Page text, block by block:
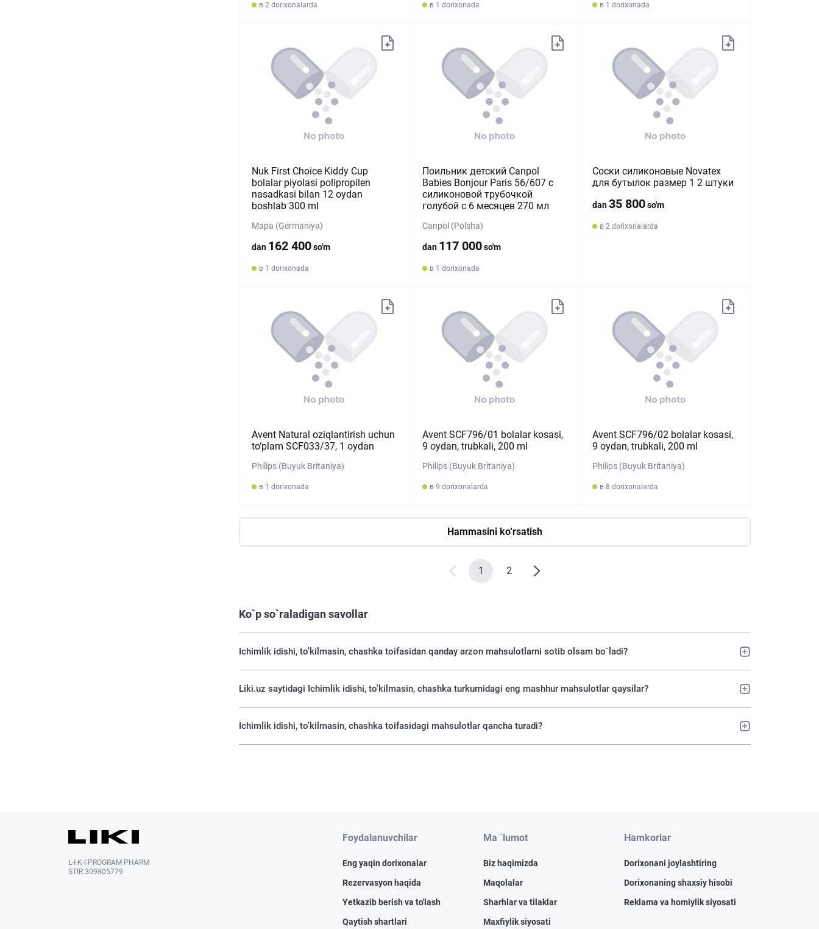
в 2 dorixonalarda в 1 dorixonada в 1 dorixonada
Nuk First Choice Kiddy Cup
bolalar piyolasi polipropilen
nasadkasi bilan 12 oydan
boshlab 300 ml
Mapa (Germaniya)
dan 162 400so'm
в 1 dorixonada
Поильник детский Canpol
Babies Bonjour Paris 56/607 с
силиконовой трубочкой
голубой с 6 месяцев 270 мл
Canpol (Polsha)
dan 117 000so'm
в 1 dorixonada
Соски силиконовые Novatex
для бутылок размер 1 2 штуки
dan35 800so'm
в 2 dorixonalarda
Avent Natural oziqlantirish uchun
to‘plam SCF033/37, 1 oydan
Philips (Buyuk Britaniya)
в 1 dorixonada
Avent SCF796/01 bolalar kosasi,
9 oydan, trubkali, 200 ml
Philips (Buyuk Britaniya)
в 9 dorixonalarda
Avent SCF796/02 bolalar kosasi,
9 oydan, trubkali, 200 ml
Philips (Buyuk Britaniya)
в 8 dorixonalarda
Hammasini ko‘rsatish
1 2
Ko`p so`raladigan savollar
Ichimlik idishi, to'kilmasin, chashka toifasidan qanday arzon mahsulotlarni sotib olsam bo`ladi?
Liki.uz saytidagi Ichimlik idishi, to'kilmasin, chashka turkumidagi eng mashhur mahsulotlar qaysilar?
Ichimlik idishi, to'kilmasin, chashka toifasidagi mahsulotlar qancha turadi?
L-I-K-I PROGRAM PHARM
STIR 309805779
Foydalanuvchilar
Eng yaqin dorixonalar
Rezervasyon haqida
Yetkazib berish va to'lash
Qaytish shartlari
Ma `lumot
Biz haqimizda
Maqolalar
Sharhlar va tilaklar
Maxfiylik siyosati
Hamkorlar
Dorixonani joylashtiring
Dorixonaning shaxsiy hisobi
Reklama va homiylik siyosati